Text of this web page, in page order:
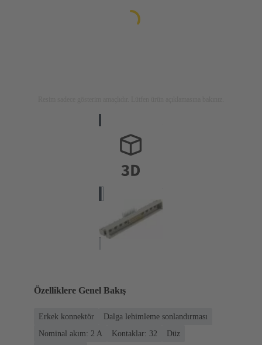
Özelliklere Genel Bakış
Erkek konnektör
Dalga lehimleme sonlandırması
Nominal akım: ‌2 A
Kontaklar: 32
Düz